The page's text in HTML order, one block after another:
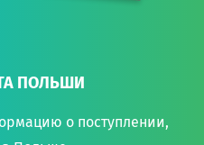
ПОЛЬШИ
о поступлении,